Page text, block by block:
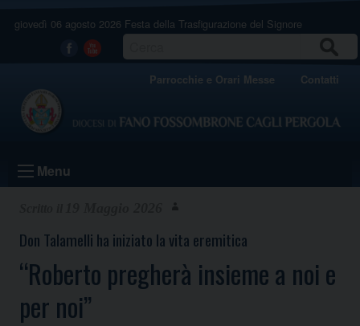
giovedì 06 agosto 2026 Festa della Trasfigurazione del Signore
Facebook
Youtube
Parrocchie e Orari Messe Contatti
Menu
Don Talamelli ha iniziato la vita eremitica
“Roberto pregherà insieme a noi e
per noi”